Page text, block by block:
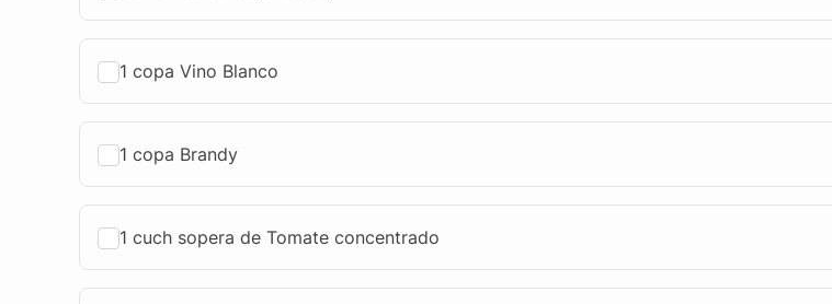
1 copa Vino Blanco
1 copa Brandy
1 cuch sopera de Tomate concentrado